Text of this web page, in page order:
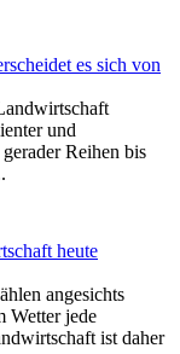
es sich von
und
Reihen bis
heute
angesichts
Wetter jede
ist daher